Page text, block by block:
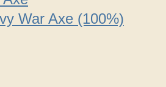
War Axe (100%)